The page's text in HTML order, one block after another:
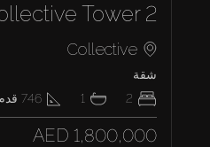
Tower 2
Collective
شقة
2
1
746
AED 1,800,000